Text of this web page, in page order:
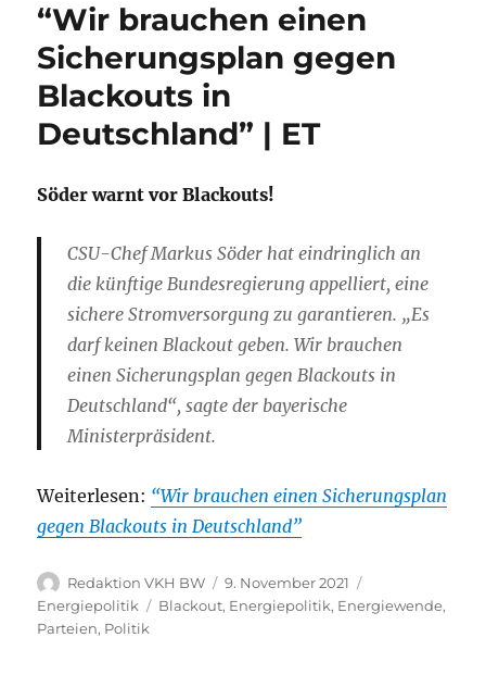
“Wir brauchen einen
Sicherungsplan gegen
Blackouts in
Deutschland” | ET
Söder warnt vor Blackouts!
CSU-Chef Markus Söder hat eindringlich an
die künftige Bundesregierung appelliert, eine
sichere Stromversorgung zu garantieren. „Es
darf keinen Blackout geben. Wir brauchen
einen Sicherungsplan gegen Blackouts in
Deutschland“, sagte der bayerische
Ministerpräsident.
Weiterlesen: “Wir brauchen einen Sicherungsplan
gegen Blackouts in Deutschland”
Autor
Redaktion VKH BW
Veröffentlicht
am
9. November 2021
Energiepolitik
Schlagwörter
Blackout, Energiepolitik, Energiewende,
Parteien, Politik